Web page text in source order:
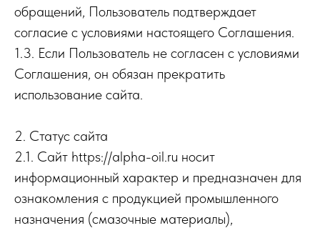
обращений, Пользователь подтверждает
согласие с условиями настоящего Соглашения.
1.3. Если Пользователь не согласен с условиями
Соглашения, он обязан прекратить
использование сайта.
2. Статус сайта
2.1. Сайт https://alpha-oil.ru носит
информационный характер и предназначен для
ознакомления с продукцией промышленного
назначения (смазочные материалы),